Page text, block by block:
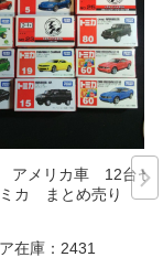
アメリカ車 12台セ
カ まとめ売り
在庫： 2431